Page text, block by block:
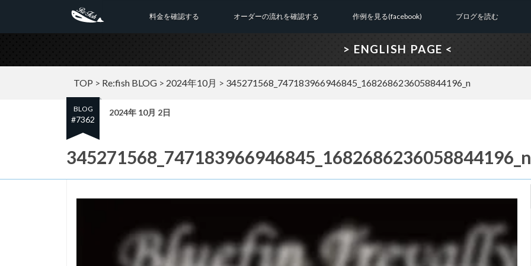
料金を確認する オーダーの流れを確認する 作例を見る(facebook) ブログを読む
> ENGLISH PAGE <
TOP > Re:fish BLOG > 2024年10月 > 345271568_747183966946845_1682686236058844196_n
BLOG
#7362
2024年 10月 2日
345271568_747183966946845_1682686236058844196_n